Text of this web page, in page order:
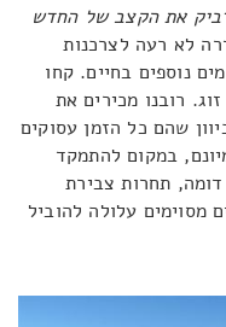
את הקצב של החדש
לא רעה לצרכנות
נוספים בחיים. קחו
רובנו מכירים את
שהם כל הזמן עסוקים
במקום להתמקד
תחרות צבירת
מסוימים עלולה להוביל